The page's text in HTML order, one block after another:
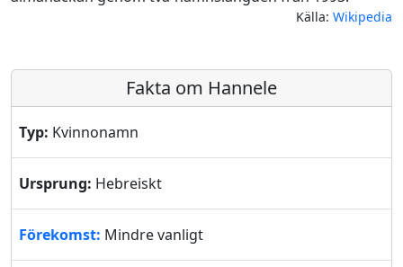
Källa: Wikipedia
Fakta om Hannele
Typ: Kvinnonamn
Ursprung: Hebreiskt
Förekomst: Mindre vanligt